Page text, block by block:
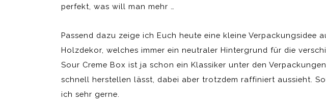
perfekt, was will man mehr …
Passend dazu zeige ich Euch heute eine kleine Verpackungsidee
Holzdekor, welches immer ein neutraler Hintergrund für die
Sour Creme Box ist ja schon ein Klassiker unter den
schnell herstellen lässt, dabei aber trotzdem raffiniert aussieht.
ich sehr gerne.